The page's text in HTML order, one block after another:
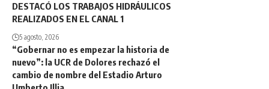
DESTACÓ LOS TRABAJOS HIDRÁULICOS
REALIZADOS EN EL CANAL 1
5 agosto, 2026
“Gobernar no es empezar la historia de
nuevo”: la UCR de Dolores rechazó el
cambio de nombre del Estadio Arturo